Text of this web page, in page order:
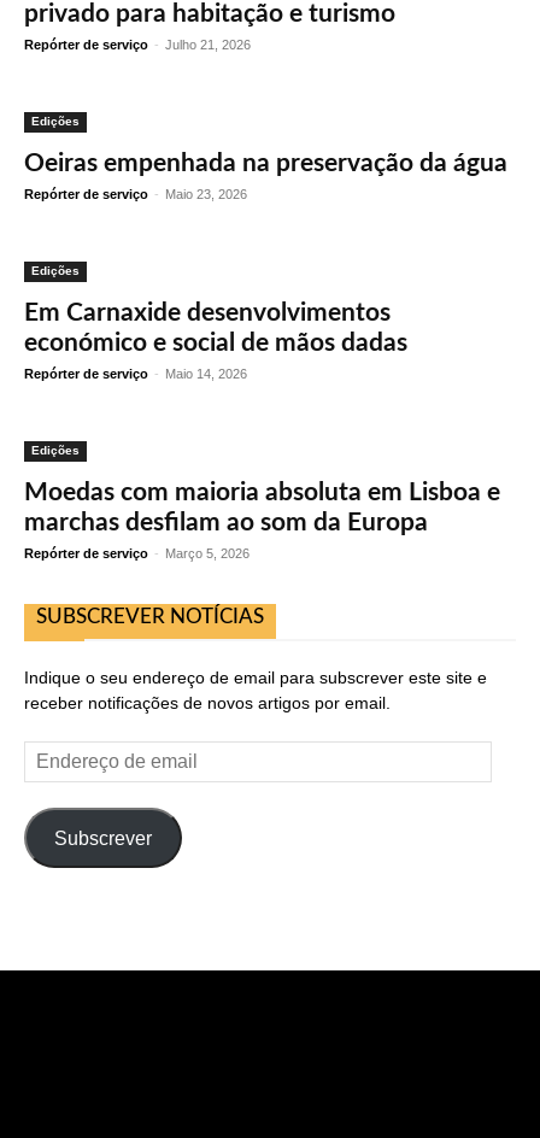
privado para habitação e turismo
Repórter de serviço - Julho 21, 2026
Edições
Oeiras empenhada na preservação da água
Repórter de serviço - Maio 23, 2026
Edições
Em Carnaxide desenvolvimentos
económico e social de mãos dadas
Repórter de serviço - Maio 14, 2026
Edições
Moedas com maioria absoluta em Lisboa e
marchas desfilam ao som da Europa
Repórter de serviço - Março 5, 2026
SUBSCREVER NOTÍCIAS
Indique o seu endereço de email para subscrever este site e
receber notificações de novos artigos por email.
Endereço
de
Subscrever